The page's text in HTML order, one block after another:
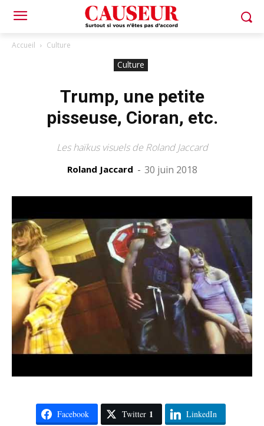
Accueil Culture
Culture
Trump, une petite
pisseuse, Cioran, etc.
Les haïkus visuels de Roland Jaccard
Roland Jaccard - 30 juin 2018
Facebook Twitter 1 LinkedIn